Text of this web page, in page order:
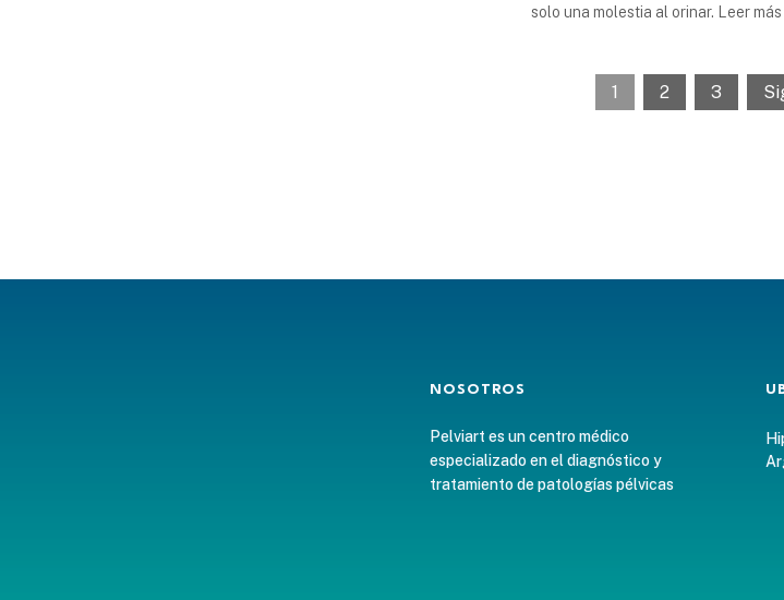
solo una molestia al orinar. Leer más
1 2 3
NOSOTROS
Pelviart es un centro médico
especializado en el diagnóstico y
tratamiento de patologías pélvicas